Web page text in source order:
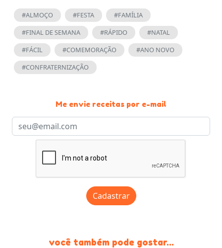
#ALMOÇO #FESTA
#FAMÍLIA
#FINAL DE SEMANA
#RÁPIDO
#NATAL
#FÁCIL
#COMEMORAÇÃO
#ANO NOVO
#CONFRATERNIZAÇÃO
Me envie receitas por e-mail
Cadastrar
você também pode gostar...